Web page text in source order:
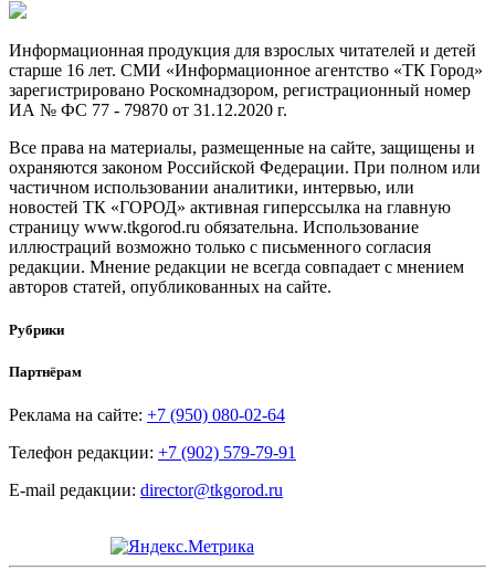
Информационная продукция для взрослых читателей и детей
старше 16 лет. СМИ «Информационное агентство «ТК Город»
зарегистрировано Роскомнадзором, регистрационный номер
ИА № ФС 77 - 79870 от 31.12.2020 г.
Все права на материалы, размещенные на сайте, защищены и
охраняются законом Российской Федерации. При полном или
частичном использовании аналитики, интервью, или
новостей ТК «ГОРОД» активная гиперссылка на главную
страницу www.tkgorod.ru обязательна. Использование
иллюстраций возможно только с письменного согласия
редакции. Мнение редакции не всегда совпадает с мнением
авторов статей, опубликованных на сайте.
Рубрики
Партнёрам
Реклама на сайте: +7 (950) 080-02-64
Телефон редакции: +7 (902) 579-79-91
E-mail редакции: director@tkgorod.ru